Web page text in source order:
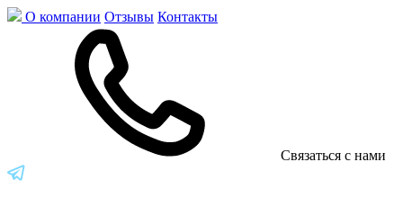
О компании Отзывы Контакты
Связаться с нами